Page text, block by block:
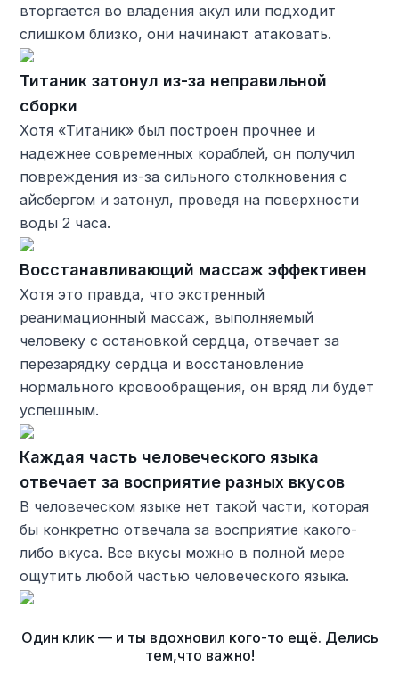
вторгается во владения акул или подходит
слишком близко, они начинают атаковать.
Титаник затонул из-за неправильной
сборки
Хотя «Титаник» был построен прочнее и
надежнее современных кораблей, он получил
повреждения из-за сильного столкновения с
айсбергом и затонул, проведя на поверхности
воды 2 часа.
Восстанавливающий массаж эффективен
Хотя это правда, что экстренный
реанимационный массаж, выполняемый
человеку с остановкой сердца, отвечает за
перезарядку сердца и восстановление
нормального кровообращения, он вряд ли будет
успешным.
Каждая часть человеческого языка
отвечает за восприятие разных вкусов
В человеческом языке нет такой части, которая
бы конкретно отвечала за восприятие какого-
либо вкуса. Все вкусы можно в полной мере
ощутить любой частью человеческого языка.